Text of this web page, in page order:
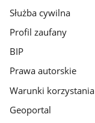
Służba cywilna
Profil zaufany
BIP
Prawa autorskie
Warunki korzystania
Geoportal